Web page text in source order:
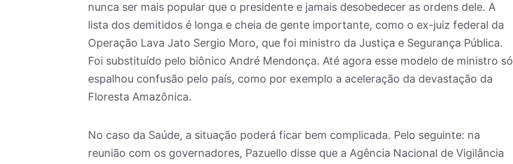
nunca ser mais popular que o presidente e jamais desobedecer as ordens dele. A
lista dos demitidos é longa e cheia de gente importante, como o ex-juiz federal da
Operação Lava Jato Sergio Moro, que foi ministro da Justiça e Segurança Pública.
Foi substituído pelo biônico André Mendonça. Até agora esse modelo de ministro só
espalhou confusão pelo país, como por exemplo a aceleração da devastação da
Floresta Amazônica.
No caso da Saúde, a situação poderá ficar bem complicada. Pelo seguinte: na
reunião com os governadores, Pazuello disse que a Agência Nacional de Vigilância